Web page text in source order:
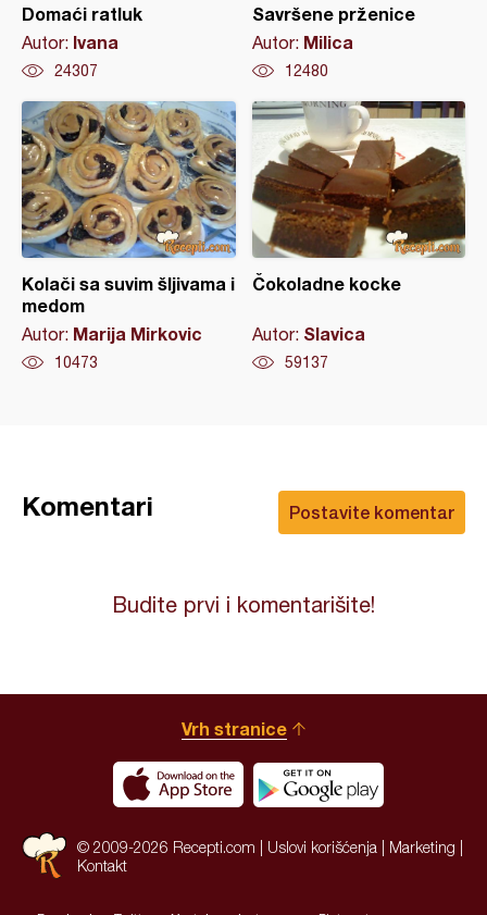
Domaći ratluk
Autor: Ivana
24307
Savršene prženice
Autor: Milica
12480
Kolači sa suvim šljivama i
medom
Autor: Marija Mirkovic
10473
Čokoladne kocke
Autor: Slavica
59137
Postavite komentar
Komentari
Budite prvi i komentarišite!
Vrh stranice
© 2009-2026 Recepti.com | Uslovi korišćenja Marketing
Kontakt